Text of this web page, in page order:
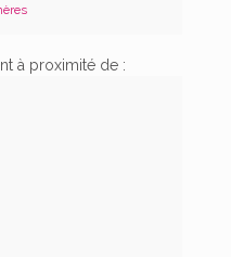
à proximité de :